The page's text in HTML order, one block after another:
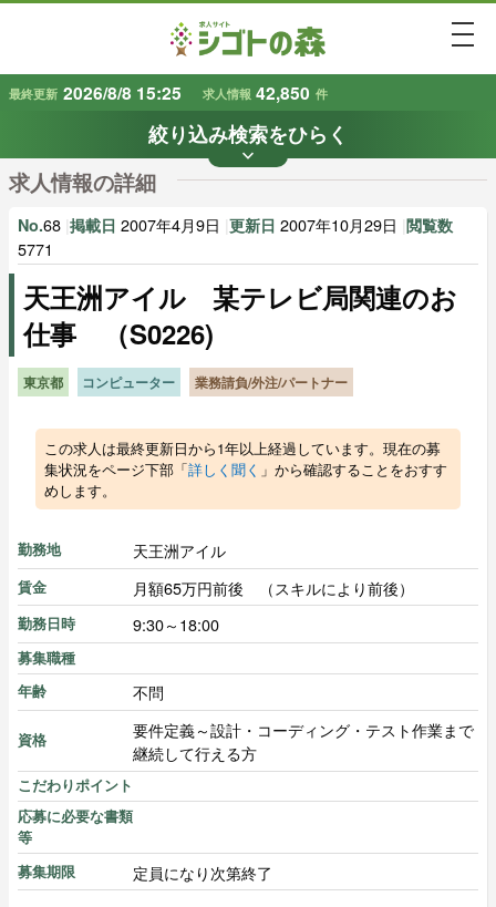
最終更新 2026/8/8 15:25 求人情報 42,850 件
絞り込み検索をひらく
keyboard_arrow_down
条件から探す
地域 で探す 業種で探す
雇用形態 で探す 賃金 で探す
キーワードで探す
求人情報の詳細
No.68 掲載日 2007年4月9日 更新日 2007年10月29日 閲覧数
5771
天王洲アイル 某テレビ局関連のお
仕事 （S0226)
東京都 コンピューター 業務請負/外注/パートナー
この求人は最終更新日から1年以上経過しています。現在の募
集状況をページ下部「詳しく聞く 」から確認することをおすす
めします。
勤務地 天王洲アイル
賃金 月額65万円前後 （スキルにより前後）
勤務日時 9:30～18:00
募集職種
年齢
不問
資格
要件定義～設計・コーディング・テスト作業まで
継続して行える方
こだわりポイント
応募に必要な書類
等
募集期限
定員になり次第終了